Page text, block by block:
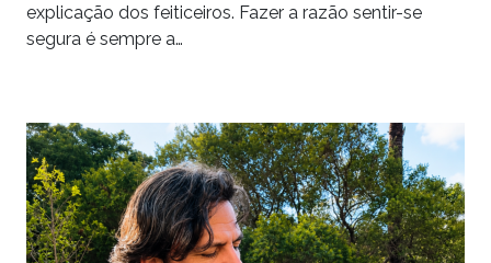
explicação dos feiticeiros. Fazer a razão sentir-se
segura é sempre a…